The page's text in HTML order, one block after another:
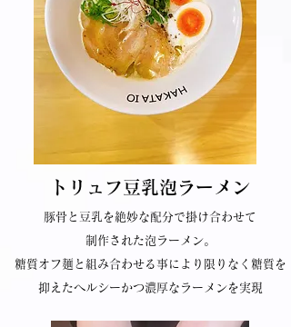
トリュフ豆乳泡ラーメン
豚骨と豆乳を絶妙な配分で掛け合わせて
制作された泡ラーメン。
糖質オフ麺と組み合わせる事により​限りなく糖質を
抑えたヘルシーかつ濃厚なラーメンを実現